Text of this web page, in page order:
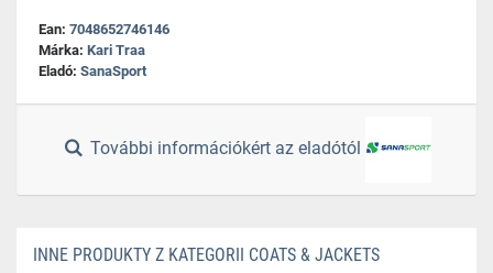
Ean: 7048652746146
Márka: Kari Traa
Eladó: SanaSport
További információkért az eladótól
INNE PRODUKTY Z KATEGORII COATS & JACKETS